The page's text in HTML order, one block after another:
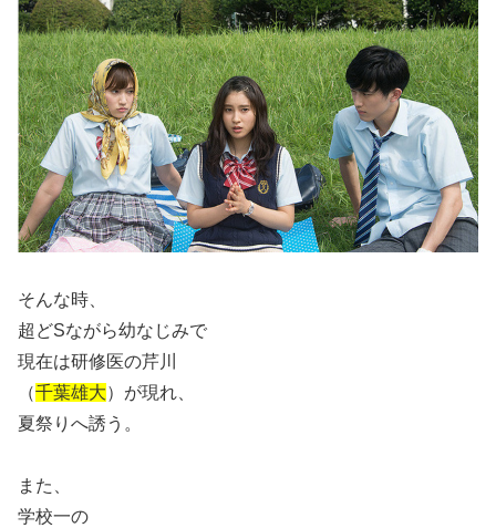
そんな時、
超どSながら幼なじみで
現在は研修医の芹川
（千葉雄大）が現れ、
夏祭りへ誘う。
また、
学校一の